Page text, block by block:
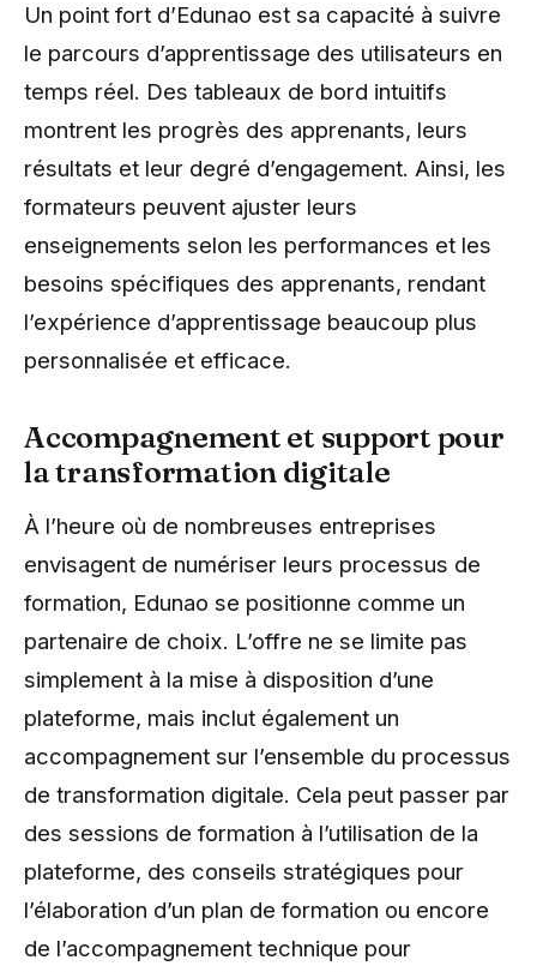
Un point fort d’Edunao est sa capacité à suivre
le parcours d’apprentissage des utilisateurs en
temps réel. Des tableaux de bord intuitifs
montrent les progrès des apprenants, leurs
résultats et leur degré d’engagement. Ainsi, les
formateurs peuvent ajuster leurs
enseignements selon les performances et les
besoins spécifiques des apprenants, rendant
l’expérience d’apprentissage beaucoup plus
personnalisée et efficace.
Accompagnement et support pour
la transformation digitale
À l’heure où de nombreuses entreprises
envisagent de numériser leurs processus de
formation, Edunao se positionne comme un
partenaire de choix. L’offre ne se limite pas
simplement à la mise à disposition d’une
plateforme, mais inclut également un
accompagnement sur l’ensemble du processus
de transformation digitale. Cela peut passer par
des sessions de formation à l’utilisation de la
plateforme, des conseils stratégiques pour
l’élaboration d’un plan de formation ou encore
de l’accompagnement technique pour